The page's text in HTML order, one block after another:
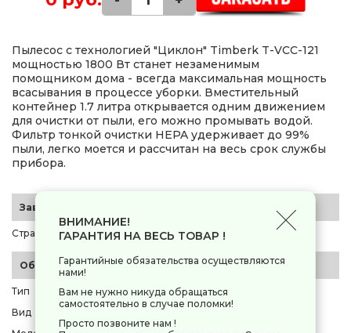
Пылесос с технологией "Циклон" Timberk T-VCC-121
мощностью 1800 Вт станет незаменимым
помощником дома - всегда максимальная мощность
всасывания в процессе уборки. Вместительный
контейнер 1.7 литра открывается одним движением
для очистки от пыли, его можно промывать водой.
Фильтр тонкой очистки HEPA удерживает до 99%
пыли, легко моется и рассчитан на весь срок службы
прибора.
Заводские данные
Страна-производитель Китай
Общие параметры
Тип
пылесос
Вид
ВНИМАНИЕ!
ГАРАНТИЯ НА ВЕСЬ ТОВАР !
Гарантийные обязательства осуществляются
нами!
Вам не нужно никуда обращаться
самостоятельно в случае поломки!
Просто позвоните нам !